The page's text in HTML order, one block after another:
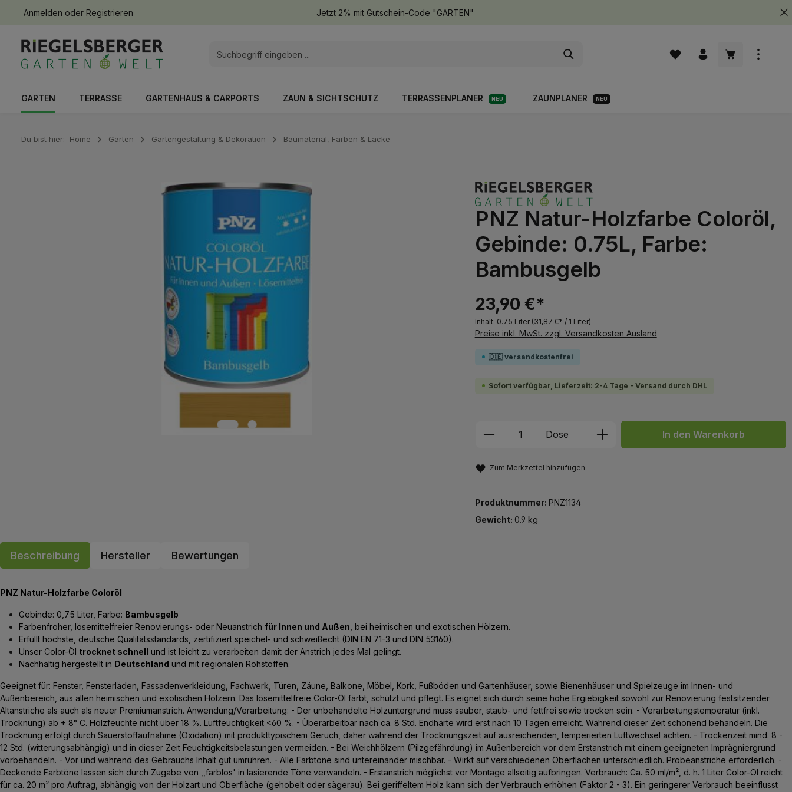
Zur Hauptnavigation springen
Anmelden oder Registrieren Jetzt 2% mit Gutschein-Code "GARTEN"
Warenkorb
GARTEN TERRASSE GARTENHAUS & CARPORTS ZAUN & SICHTSCHUTZ TERRASSENPLANER NEU ZAUNPLANER NEU
Du bist hier: Home Garten Gartengestaltung & Dekoration Baumaterial, Farben & Lacke
PNZ Natur-Holzfarbe Coloröl,
Gebinde: 0.75L, Farbe:
Bambusgelb
23,90 €*
Inhalt: 0.75 Liter (31,87 €* / 1 Liter)
Preise inkl. MwSt. zzgl. Versandkosten Ausland
🇩🇪 versandkostenfrei
Sofort verfügbar, Lieferzeit: 2-4 Tage - Versand durch DHL
Produkt Anzahl: Gib den gewünschten Wert
Dose In den Warenkorb
Zum Merkzettel hinzufügen
Produktnummer: PNZ1134
Gewicht: 0.9 kg
Beschreibung Hersteller Bewertungen
PNZ Natur-Holzfarbe Coloröl
Gebinde: 0,75 Liter, Farbe: Bambusgelb
Farbenfroher, lösemittelfreier Renovierungs- oder Neuanstrich für Innen und Außen , bei heimischen und exotischen Hölzern.
Erfüllt höchste, deutsche Qualitätsstandards, zertifiziert speichel- und schweißecht (DIN EN 71-3 und DIN 53160).
Unser Color-Öl trocknet schnell und ist leicht zu verarbeiten damit der Anstrich jedes Mal gelingt.
Nachhaltig hergestellt in Deutschland und mit regionalen Rohstoffen.
Geeignet für: Fenster, Fensterläden, Fassadenverkleidung, Fachwerk, Türen, Zäune, Balkone, Möbel, Kork, Fußböden und Gartenhäuser, sowie Bienenhäuser und Spielzeuge im Innen- und
Außenbereich, aus allen heimischen und exotischen Hölzern. Das lösemittelfreie Color-Öl färbt, schützt und pflegt. Es eignet sich durch seine hohe Ergiebigkeit sowohl zur Renovierung festsitzender
Altanstriche als auch als neuer Premiumanstrich. Anwendung/Verarbeitung: - Der unbehandelte Holzuntergrund muss sauber, staub- und fettfrei sowie trocken sein. - Verarbeitungstemperatur (inkl.
Trocknung) ab + 8° C. Holzfeuchte nicht über 18 %. Luftfeuchtigkeit <60 %. - Überarbeitbar nach ca. 8 Std. Endhärte wird erst nach 10 Tagen erreicht. Während dieser Zeit schonend behandeln. Die
Trocknung erfolgt durch Sauerstoffaufnahme (Oxidation) mit produkttypischem Geruch, daher während der Trocknungszeit auf ausreichenden, temperierten Luftwechsel achten. - Trockenzeit mind. 8 -
12 Std. (witterungsabhängig) und in dieser Zeit Feuchtigkeitsbelastungen vermeiden. - Bei Weichhölzern (Pilzgefährdung) im Außenbereich vor dem Erstanstrich mit einem geeigneten Imprägniergrund
vorbehandeln. - Vor und während des Gebrauchs Inhalt gut umrühren. - Alle Farbtöne sind untereinander mischbar. - Wirkt auf verschiedenen Oberflächen unterschiedlich. Probeanstriche erforderlich. -
Deckende Farbtöne lassen sich durch Zugabe von ,,farblos' in lasierende Töne verwandeln. - Erstanstrich möglichst vor Montage allseitig aufbringen. Verbrauch: Ca. 50 ml/m², d. h. 1 Liter Color-Öl reicht
für ca. 20 m² pro Auftrag, abhängig von der Holzart und Oberfläche (gehobelt oder sägerau). Bei geriffeltem Holz kann sich der Verbrauch erhöhen (Faktor 2 - 3). Ein geringerer Verbrauch beeinflusst